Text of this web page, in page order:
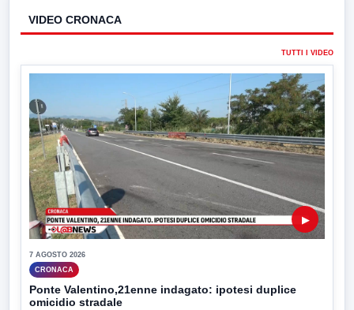
VIDEO CRONACA
TUTTI I VIDEO
▶
7 AGOSTO 2026
CRONACA
Ponte Valentino,21enne indagato: ipotesi duplice
omicidio stradale